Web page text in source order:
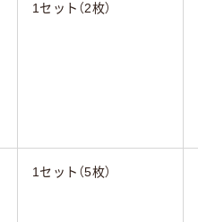
1セット（2枚）
1セット（5枚）